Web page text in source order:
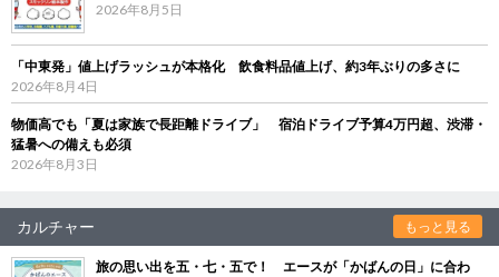
2026年8月5日
「中東発」値上げラッシュが本格化 飲食料品値上げ、約3年ぶりの多さに
2026年8月4日
物価高でも「夏は家族で長距離ドライブ」 宿泊ドライブ予算4万円超、渋滞・
猛暑への備えも必須
2026年8月3日
カルチャー もっと見る
旅の思い出を五・七・五で！ エースが「かばんの日」に合わ